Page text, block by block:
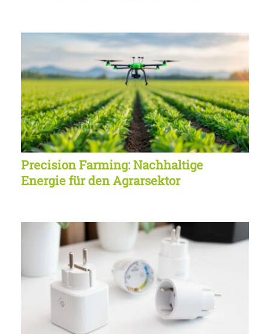
Precision Farming: Nachhaltige
Energie für den Agrarsektor